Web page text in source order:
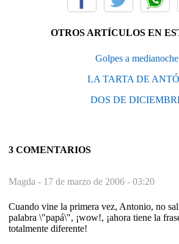
OTROS ARTÍCULOS EN
Golpes a medianoche
LA TARTA DE
DOS DE
3 COMENTARIOS
Magda - 17 de marzo de 2006 - 03:20
Cuando vine la primera vez, Antonio, no
palabra \"papá\", ¡wow!, ¡ahora tiene la
totalmente diferente!